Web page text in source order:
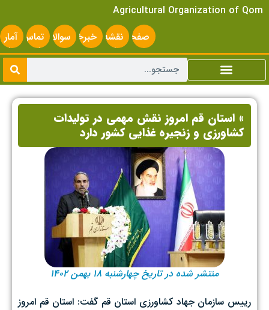
Agricultural Organization of Qom
صفحه
اصلی
نقشه
سایت
خبرخوانسوالات
متداول
تماس
با ما
آمار
» استان قم امروز نقش مهمی در تولیدات
کشاورزی و زنجیره غذایی کشور دارد
منتشر شده در تاریخ چهارشنبه ۱۸ بهمن ۱۴۰۲
رییس سازمان جهاد کشاورزی استان قم گفت: استان قم امروز